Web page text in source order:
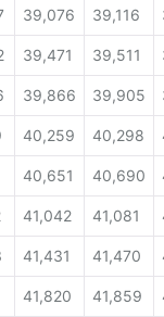
39,076 39,116
39,471 39,511
39,866 39,905
40,259 40,298
40,651 40,690
41,042 41,081
41,431 41,470
41,820 41,859